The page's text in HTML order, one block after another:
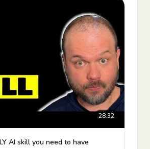
28:32
AI skill you need to have